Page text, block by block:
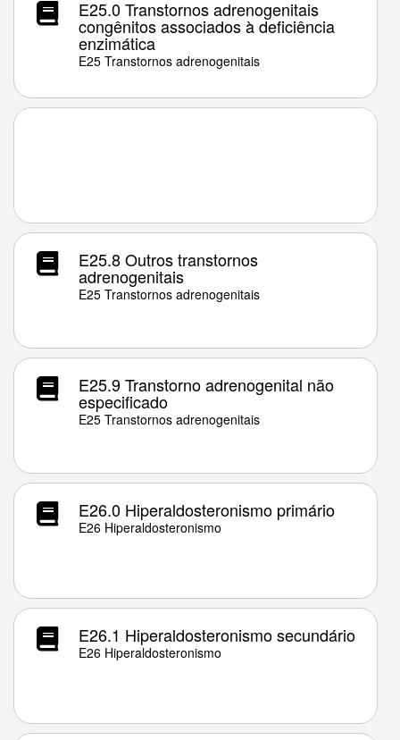
E25.0 Transtornos adrenogenitais
congênitos associados à deficiência
enzimática
E25 Transtornos adrenogenitais
E25.8 Outros transtornos
adrenogenitais
E25 Transtornos adrenogenitais
E25.9 Transtorno adrenogenital não
especificado
E25 Transtornos adrenogenitais
E26.0 Hiperaldosteronismo primário
E26 Hiperaldosteronismo
E26.1 Hiperaldosteronismo secundário
E26 Hiperaldosteronismo